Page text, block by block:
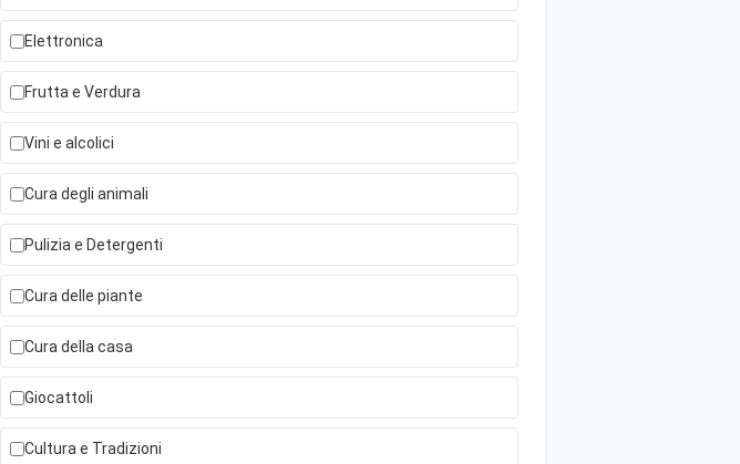
Elettronica
Frutta e Verdura
Vini e alcolici
Cura degli animali
Pulizia e Detergenti
Cura delle piante
Cura della casa
Giocattoli
Cultura e Tradizioni